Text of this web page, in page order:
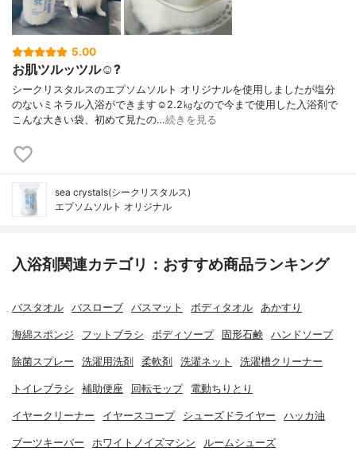
5.00
お肌ツルッツル☺️?
シークリスタルスのエプソムソルト オリジナルを使用しましたが塩分
のないミネラル入浴ができます☺︎2.2㎏なので今まで使用した入浴剤で
こんな大きい袋、初めて見たの…続きを見る
sea crystals(シークリスタルス)
エプソムソルト オリジナル
入浴剤関連カテゴリ：おすすめ商品ランキング
バスタオル バスローブ バスマット ボディタオル あかすり
海綿スポンジ フットブラシ ボディソープ 固形石鹸 ハンドソープ
除菌スプレー 洗濯用洗剤 柔軟剤 洗濯ネット 洗濯槽クリーナー
トイレブラシ 補助便座 回転モップ 電動ちりとり
イヤークリーナー イヤースコープ シューズドライヤー ハッカ油
ブーツキーパー ホワイトノイズマシン ルームシューズ